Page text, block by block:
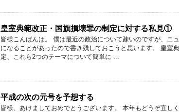
皇室典範改正・国旗損壊罪の制定に対する私見①
皆様こんばんは。 僕は最近の政治について疎いのですが、ニ
になることがあったので書き残しておこうと思います。 皇室
定、これら2つのテーマについて簡単に ...
平成の次の元号を予想する
皆様、あけましておめでとうございます。 本年もどうぞ宜し